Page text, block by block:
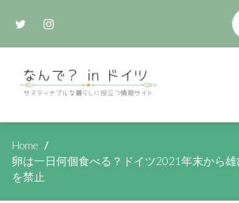
なんで？
サスティナブルな生活のアイデア集
Home
卵は一日何個食べる？ドイツ2021年末から
を禁止